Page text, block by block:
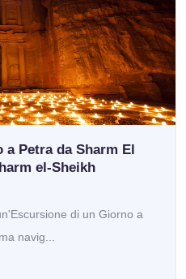
Petra da Sharm El
el‑Sheikh
di un Giorno a
navig...